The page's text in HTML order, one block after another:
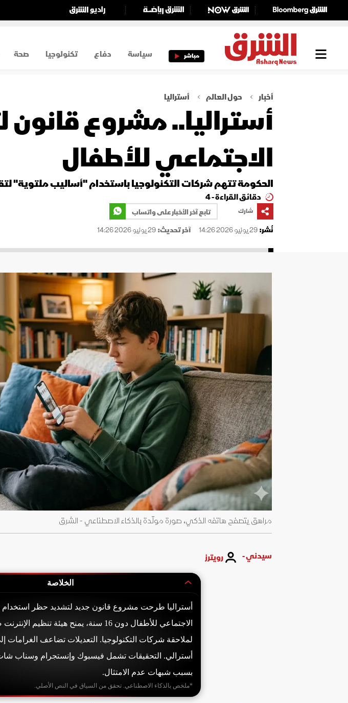
مباشر سياسة دفاع تكنولوجيا صحة
أخبار حول العالم أستراليا
أستراليا.. مشروع
الاجتماعي للأطفال
الحكومة تتهم شركات التكنولوجيا باستخدام "أساليب ملتوية"
دقائق القراءة - 4
شارك
تابع آخر الأخبار على واتساب
نُشر:29 يونيو 2026 14:26 آخر تحديث:29 يونيو 2026 14:26
مراهق يتصفح هاتفه الذكي، صورة مولّدة بالذكاء الاصطناعي - الشرق
سيدني - رويترز
الخلاصة
أستراليا طرحت مشروع قانون جديد لتشديد حظر استخدام
الاجتماعي للأطفال دون 16 سنة، يمنح هيئة
أسترالي. التحقيقات تشمل فيسبوك وإنستجرام وسناب
بسبب شبهات عدم الامتثال.
*ملخص بالذكاء الاصطناعي. تحقق من السياق في النص الأصلي.